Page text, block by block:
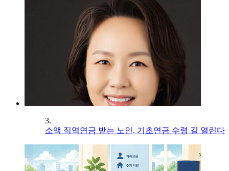
3.
소액 직역연금 받는 노인, 기초연금 수령 길 열린다